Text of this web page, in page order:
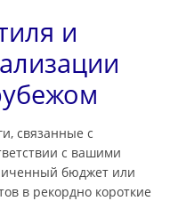
и
связанные с
с вашими
бюджет или
в рекордно короткие